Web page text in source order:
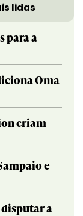
lidas
para a
Oma
criam
e
a